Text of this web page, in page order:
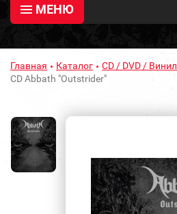
МЕНЮ
Главная Каталог CD / DVD / Винил
CD Abbath "Outstrider"